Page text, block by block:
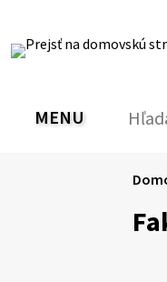
obsah
RSS MapaTlačiť
PREPNÚŤ
MENU Hľadať: